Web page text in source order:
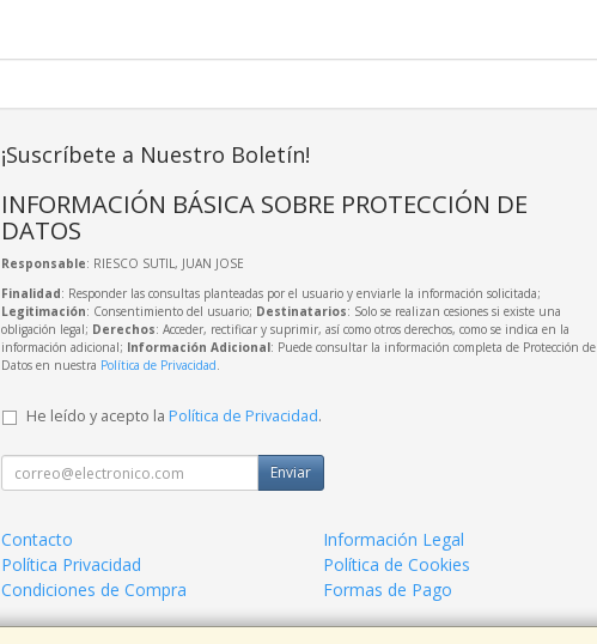
¡Suscríbete a Nuestro Boletín!
INFORMACIÓN BÁSICA SOBRE PROTECCIÓN DE
DATOS
Responsable: RIESCO SUTIL, JUAN JOSE
Finalidad: Responder las consultas planteadas por el usuario y enviarle la información solicitada;
Legitimación: Consentimiento del usuario; Destinatarios: Solo se realizan cesiones si existe una
obligación legal; Derechos: Acceder, rectificar y suprimir, así como otros derechos, como se indica en la
información adicional; Información Adicional: Puede consultar la información completa de Protección de
Datos en nuestra Política de Privacidad.
He leído y acepto la Política de Privacidad.
Enviar
Contacto
Información Legal
Política Privacidad
Política de Cookies
Condiciones de Compra
Formas de Pago